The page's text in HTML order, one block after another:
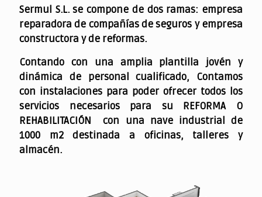
Sermul S.L. se compone de dos ramas: empresa
reparadora de compañías de seguros y empresa
constructora y de reformas.
Contando con una amplia plantilla jovén y
dinámica de personal cualificado, Contamos
con instalaciones para poder ofrecer todos los
servicios necesarios para su REFORMA O
REHABILITACIÓN con una nave industrial de
1000 m2 destinada a oficinas, talleres y
almacén.